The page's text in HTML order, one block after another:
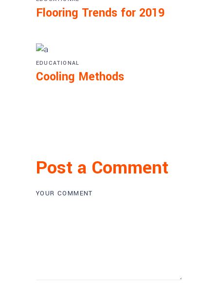
Flooring Trends for 2019
EDUCATIONAL
Cooling Methods
Post a Comment